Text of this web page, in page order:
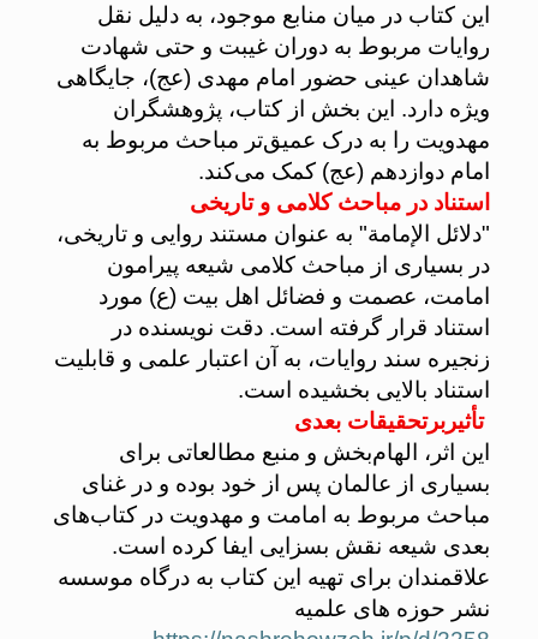
این کتاب در میان منابع موجود، به دلیل نقل
روایات مربوط به دوران غیبت و حتی شهادت
شاهدان عینی حضور امام مهدی (عج)، جایگاهی
ویژه دارد. این بخش از کتاب، پژوهشگران
مهدویت را به درک عمیق‌تر مباحث مربوط به
امام دوازدهم (عج) کمک می‌کند.
استناد در مباحث کلامی و تاریخی
"دلائل الإمامة" به عنوان مستند روایی و تاریخی،
در بسیاری از مباحث کلامی شیعه پیرامون
امامت، عصمت و فضائل اهل بیت (ع) مورد
استناد قرار گرفته است. دقت نویسنده در
زنجیره سند روایات، به آن اعتبار علمی و قابلیت
استناد بالایی بخشیده است.
تأثیربرتحقیقات بعدی
این اثر، الهام‌بخش و منبع مطالعاتی برای
بسیاری از عالمان پس از خود بوده و در غنای
مباحث مربوط به امامت و مهدویت در کتاب‌های
بعدی شیعه نقش بسزایی ایفا کرده است.
علاقمندان برای تهیه این کتاب به درگاه موسسه
نشر حوزه های علمیه